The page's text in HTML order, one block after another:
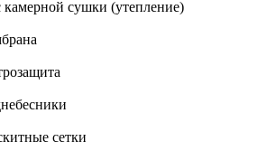
камерной сушки (утепление)
сетки